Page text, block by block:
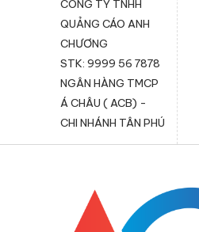
CÔNG TY TNHH
QUẢNG CÁO ANH
CHƯƠNG
STK: 9999 56 7878
NGÂN HÀNG TMCP
Á CHÂU ( ACB) -
CHI NHÁNH TÂN PHÚ